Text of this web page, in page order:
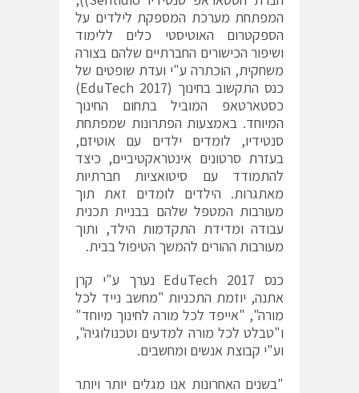
המפתחת מערכת המספקת לילדים על
הספקטרום האוטיסטי כלים ללימוד
ושיפור הכישורים החברתיים שלהם בצורה
משחקית, הוכתרה ע"י ועדת שופטים של
כנס התקשוב בחינוך (EduTech 2017)
כסטארטאפ המוביל בתחום החינוך
המיוחד. באמצעות הפתרונות שמפתחת
סנטידיו, לומדים ילדים עם אוטיזם,
בעזרת סרטונים אינטראקטיביים, כיצד
להתמודד עם סיטואציות חברתיות
מאתגרות. הילדים לומדים זאת תוך
מעורבות המטפל שלהם בבניית תכנית
עבודה ומדידת התקדמות הילד, ותוך
מעורבות ההורים להמשך הטיפול בבית.
כנס EduTech 2017 נערך ע"י קרן
אתנה, יוזמת התכניות "מחשב נייד לכל
מורה", "אייפד לכל מורה לחינוך מיוחד"
ו"טבלט לכל מורה למדעים וטכנולוגיה",
וע"י קבוצת אנשים ומחשבים.
"בשנים האחרונות אנו מגלים יותר ויותר